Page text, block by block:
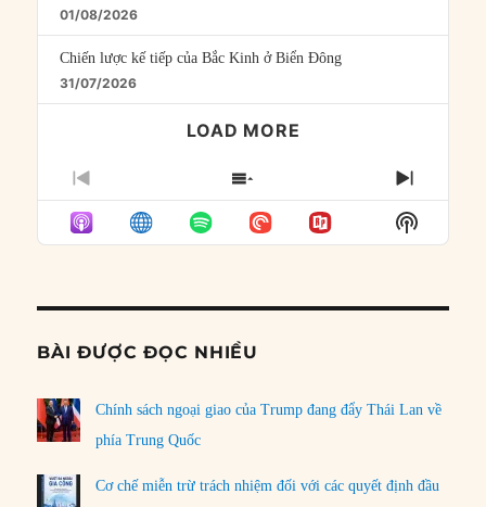
01/08/2026
Chiến lược kế tiếp của Bắc Kinh ở Biển Đông
31/07/2026
LOAD MORE
PREVIOUS
EPISODE
SHOW
EPISODES
LIST
NEXT
Show
Podcast
BÀI ĐƯỢC ĐỌC NHIỀU
Chính sách ngoại giao của Trump đang đẩy Thái Lan về
phía Trung Quốc
Cơ chế miễn trừ trách nhiệm đối với các quyết định đầu